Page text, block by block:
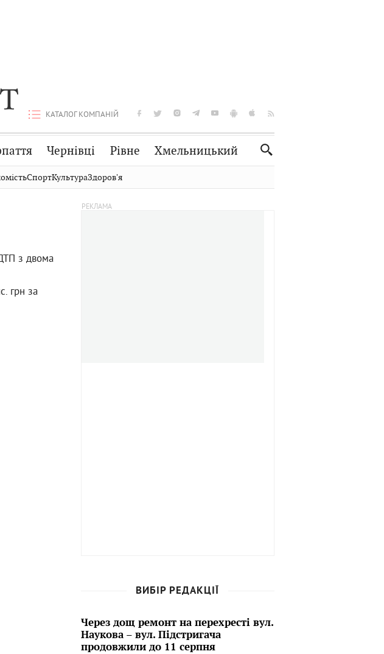
КАТАЛОГ КОМПАНІЙ
Чернівці Рівне Хмельницький
Авто Словко
СпортКультураЗдоровʼя
з двома
грн за
ВИБІР РЕДАКЦІЇ
Через дощ ремонт на перехресті вул.
Наукова – вул. Підстригача
продовжили до 11 серпня